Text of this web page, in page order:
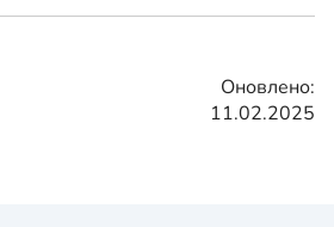
Оновлено:
11.02.2025